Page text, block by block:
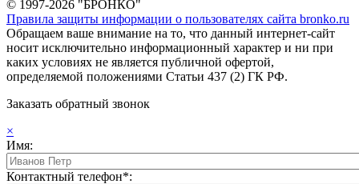
© 1997-2026 "БРОНКО"
Правила защиты информации о пользователях сайта bronko.ru
Обращаем ваше внимание на то, что данный интернет-сайт
носит исключительно информационный характер и ни при
каких условиях не является публичной офертой,
определяемой положениями Статьи 437 (2) ГК РФ.
Заказать обратный звонок
×
Имя:
Контактный телефон*: